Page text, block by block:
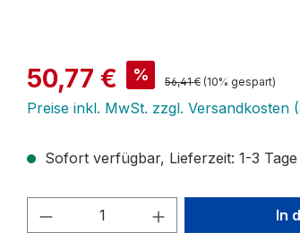
Verkaufspreis:
50,77 € % Regulärer Preis:
56,41 € (10% gespart)
Preise inkl. MwSt. zzgl. Versandkosten
Sofort verfügbar, Lieferzeit: 1-3 Tage
Produkt Anzahl: Gib den
In